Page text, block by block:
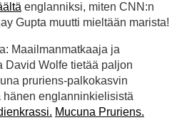
englanniksi, miten CNN:n
Gupta muutti mieltään marista!
Maailmanmatkaaja ja
David Wolfe tietää paljon
pruriens-palkokasvin
hänen englanninkielisistä
Mucuna Pruriens.